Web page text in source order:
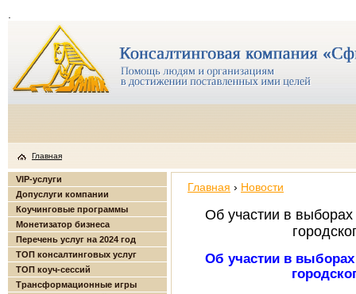
Главная
VIP-услуги
Допуслуги компании
Коучинговые программы
Монетизатор бизнеса
Перечень услуг на 2024 год
ТОП консалтинговых услуг
ТОП коуч-сессий
Трансформационные игры
Главная › Новости
Об участии в
Об участии в